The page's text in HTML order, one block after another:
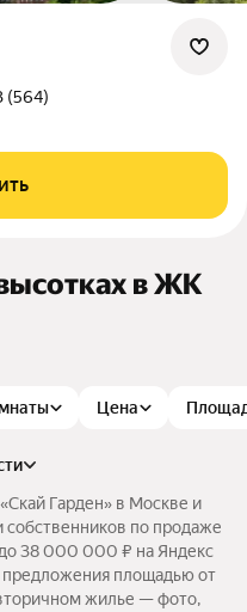
(564)
в ЖК
Цена
Гарден» в Москве и
по продаже
38 000 000 ₽ на Яндекс
площадью от
жилье — фото,